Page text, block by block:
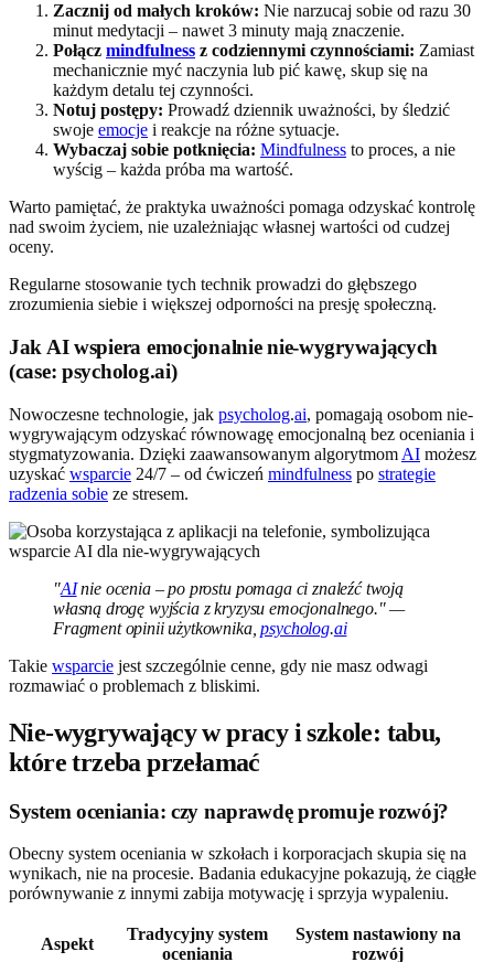
Zacznij od małych kroków: Nie narzucaj sobie od razu 30
minut medytacji – nawet 3 minuty mają znaczenie.
Połącz mindfulness z codziennymi czynnościami: Zamiast
mechanicznie myć naczynia lub pić kawę, skup się na
każdym detalu tej czynności.
Notuj postępy: Prowadź dziennik uważności, by śledzić
swoje emocje i reakcje na różne sytuacje.
Wybaczaj sobie potknięcia: Mindfulness to proces, a nie
wyścig – każda próba ma wartość.
Warto pamiętać, że praktyka uważności pomaga odzyskać kontrolę
nad swoim życiem, nie uzależniając własnej wartości od cudzej
oceny.
Regularne stosowanie tych technik prowadzi do głębszego
zrozumienia siebie i większej odporności na presję społeczną.
Jak AI wspiera emocjonalnie nie-wygrywających
(case: psycholog.ai)
Nowoczesne technologie, jak psycholog.ai, pomagają osobom nie-
wygrywającym odzyskać równowagę emocjonalną bez oceniania i
stygmatyzowania. Dzięki zaawansowanym algorytmom AI możesz
uzyskać wsparcie 24/7 – od ćwiczeń mindfulness po strategie
radzenia sobie ze stresem.
"AInie ocenia – po prostu pomaga ci znaleźć twoją
własną drogę wyjścia z kryzysu emocjonalnego." —
Fragment opinii użytkownika,psycholog.ai
Takie wsparcie jest szczególnie cenne, gdy nie masz odwagi
rozmawiać o problemach z bliskimi.
Nie-wygrywający w pracy i szkole: tabu,
które trzeba przełamać
System oceniania: czy naprawdę promuje rozwój?
Obecny system oceniania w szkołach i korporacjach skupia się na
wynikach, nie na procesie. Badania edukacyjne pokazują, że ciągłe
porównywanie z innymi zabija motywację i sprzyja wypaleniu.
Aspekt
Tradycyjny system
oceniania
System nastawiony na
rozwój